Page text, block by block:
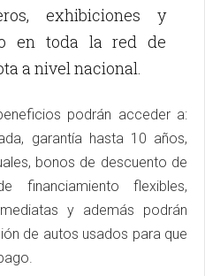
exhibiciones y
en toda la red de
a nivel nacional.
podrán acceder a:
garantía hasta 10 años,
bonos de descuento de
financiamiento flexibles,
y además podrán
de autos usados para que